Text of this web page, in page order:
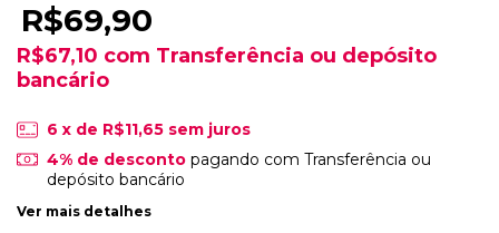
R$69,90
R$67,10 com Transferência ou depósito
bancário
6 x de R$11,65 sem juros
4% de descontopagando com Transferência ou
depósito bancário
Ver mais detalhes